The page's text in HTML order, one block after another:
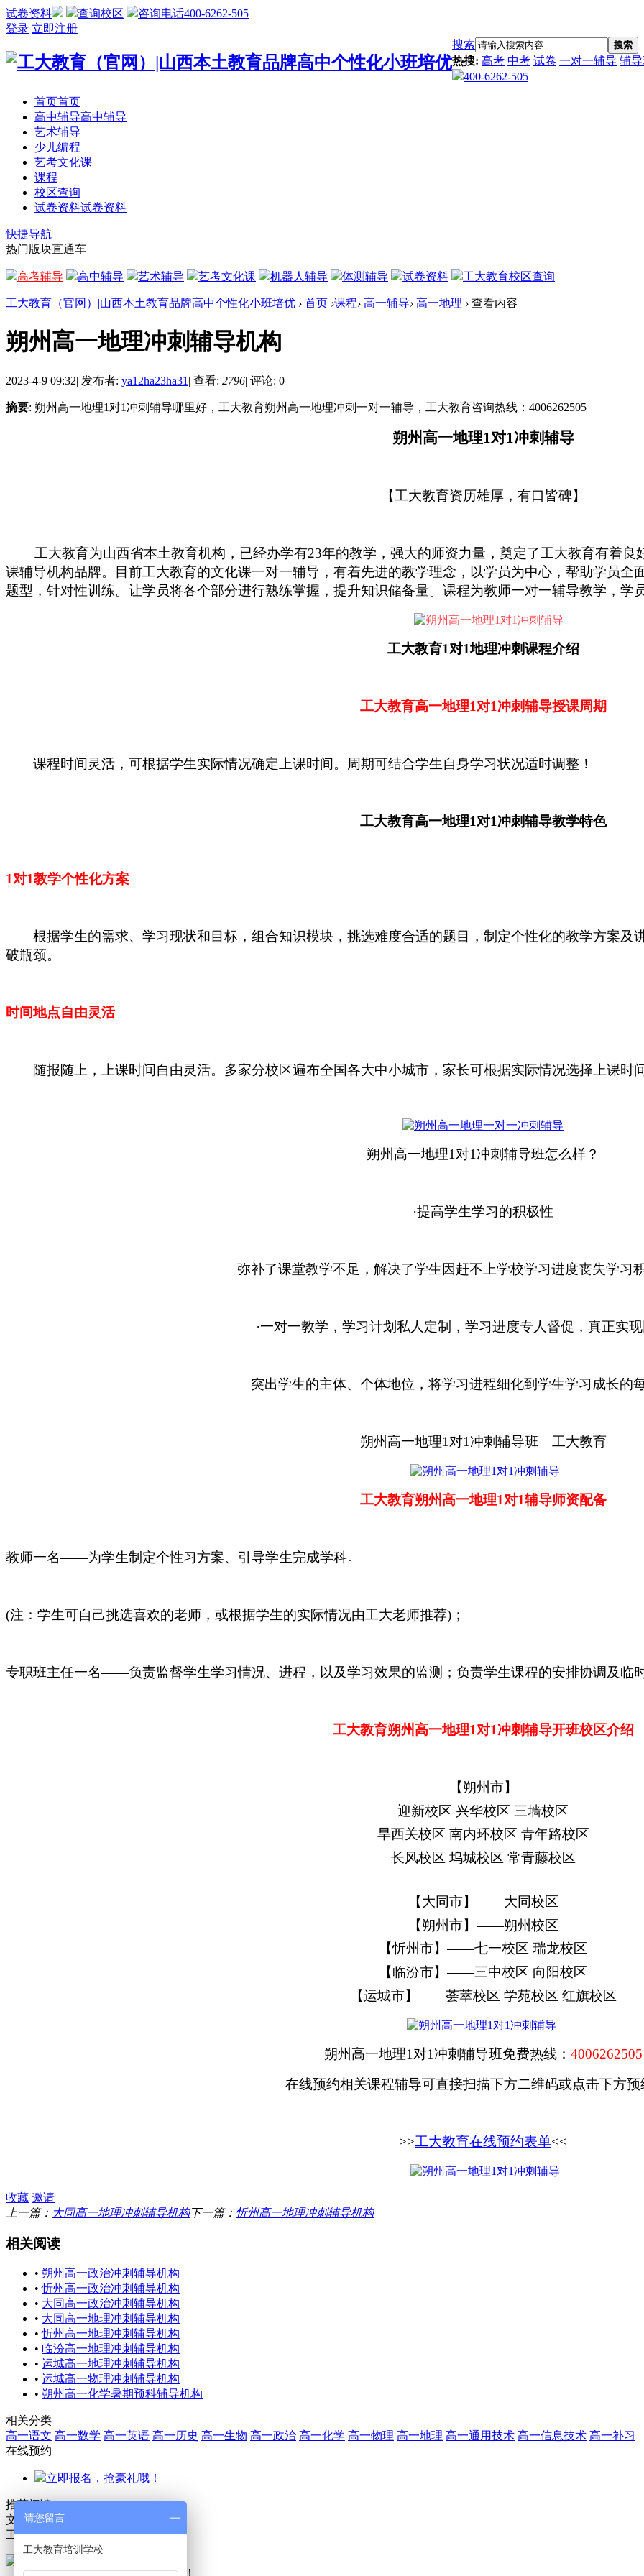
试卷资料 查询校区
咨询电话400-6262-505
登录 立即注册
搜索
搜索
热搜: 高考 中考 试卷 一对一辅导 辅
400-6262-505
首页首页
高中辅导高中辅导
艺术辅导
少儿编程
艺考文化课
课程
校区查询
试卷资料试卷资料
快捷导航
热门版块直通车
高考辅导 高中辅导 艺术辅导 艺考文化课 机器人辅导 体测辅导 试卷资料 工大教育校区查询
工大教育（官网）|山西本土教育品牌高中个性化小班培优 › 首页 ›课程› 高一辅导› 高一地理 › 查看内容
朔州高一地理冲刺辅导机构
2023-4-9 09:32| 发布者: ya12ha23ha31 | 查看: 2796| 评论: 0
摘要: 朔州高一地理1对1冲刺辅导哪里好，工大教育朔州高一地理冲刺一对一辅导，工大教育咨询热线：4006262505
朔州高一地理1对1冲刺辅导
【工大教育资历雄厚，有口皆碑】
工大教育为山西省本土教育机构，已经办学有23年的教学，强大的师资力量，奠定了工大教育有着
课辅导机构品牌。目前工大教育的文化课一对一辅导，有着先进的教学理念，以学员为中心，帮助学员
题型，针对性训练。让学员将各个部分进行熟练掌握，提升知识储备量。课程为教师一对一辅导教学，学
工大教育1对1地理冲刺课程介绍
工大教育高一地理1对1冲刺辅导授课周期
课程时间灵活，可根据学生实际情况确定上课时间。周期可结合学生自身学习状况适时调整！
工大教育高一地理1对1冲刺辅导教学特色
1对1教学个性化方案
根据学生的需求、学习现状和目标，组合知识模块，挑选难度合适的题目，制定个性化的教学方案及
破瓶颈。
时间地点自由灵活
随报随上，上课时间自由灵活。多家分校区遍布全国各大中小城市，家长可根据实际情况选择上课时
朔州高一地理1对1冲刺辅导班怎么样？
·提高学生学习的积极性
弥补了课堂教学不足，解决了学生因赶不上学校学习进度丧失学习
·一对一教学，学习计划私人定制，学习进度专人督促，真正实
突出学生的主体、个体地位，将学习进程细化到学生学习成长的
朔州高一地理1对1冲刺辅导班—工大教育
工大教育朔州高一地理1对1辅导师资配备
教师一名——为学生制定个性习方案、引导学生完成学科。
(注：学生可自己挑选喜欢的老师，或根据学生的实际情况由工大老师推荐)；
专职班主任一名——负责监督学生学习情况、进程，以及学习效果的监测；负责学生课程的安排协调及临
工大教育朔州高一地理1对1冲刺辅导开班校区介绍
【朔州市】
迎新校区 兴华校区 三墙校区
旱西关校区 南内环校区 青年路校区
长风校区 坞城校区 常青藤校区
【大同市】——大同校区
【朔州市】——朔州校区
【忻州市】——七一校区 瑞龙校区
【临汾市】——三中校区 向阳校区
【运城市】——荟萃校区 学苑校区 红旗校区
朔州高一地理1对1冲刺辅导班免费热线： 4006262505
在线预约相关课程辅导可直接扫描下方二维码或点击下方预
>>工大教育在线预约表单<<
收藏 邀请
上一篇： 大同高一地理冲刺辅导机构下一篇： 忻州高一地理冲刺辅导机构
相关阅读
• 朔州高一政治冲刺辅导机构
•忻州高一政治冲刺辅导机构
• 大同高一政治冲刺辅导机构
• 大同高一地理冲刺辅导机构
•忻州高一地理冲刺辅导机构
• 临汾高一地理冲刺辅导机构
• 运城高一地理冲刺辅导机构
• 运城高一物理冲刺辅导机构
• 朔州高一化学暑期预科辅导机构
相关分类
高一语文 高一数学 高一英语 高一历史 高一生物 高一政治 高一化学 高一物理 高一地理 高一通用技术 高一信息技术 高一补习
在线预约
立即报名，抢豪礼哦！
推荐阅读
文章排行
工大教育课程在线预约
扫描二维码，即可预约课程哦！
请您留言
工大教育培训学校